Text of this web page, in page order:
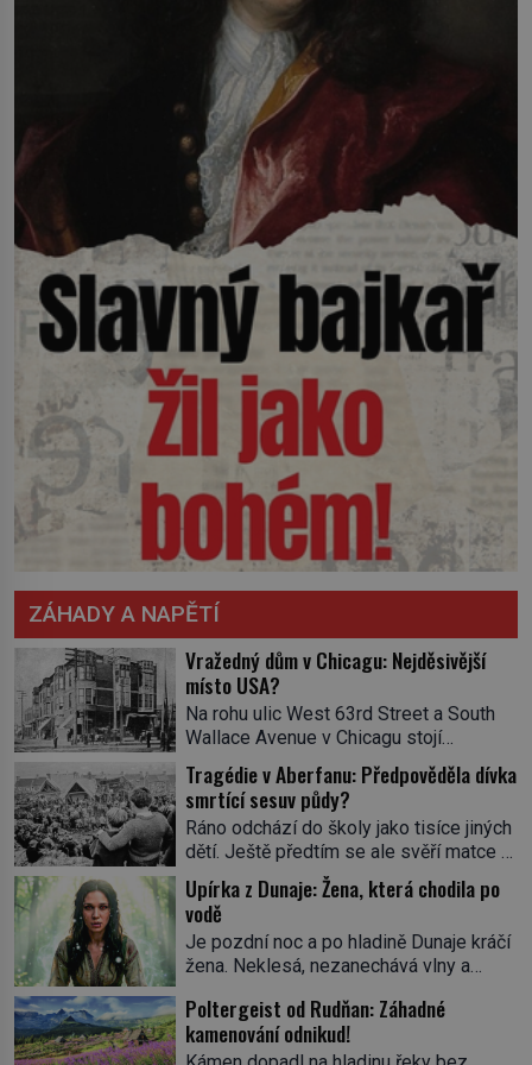
ZÁHADY A NAPĚTÍ
Vražedný dům v Chicagu: Nejděsivější
místo USA?
Na rohu ulic West 63rd Street a South
Wallace Avenue v Chicagu stojí
nenápadná pošta. Nemá žádný speciální
nápis ani pamětní desku. A přesto prý
místní zaměstnanci neradi chodí do
sklepa. Právě tady totiž sídlil sériový
vrah H. H. Holmes a také
nejpropracovanější past na lidi
v dějinách americké kriminalistiky.
Herman Webster Mudgett (1861–1896)
přijíždí […]
Tragédie v Aberfanu: Předpověděla dívka
smrtící sesuv půdy?
Ráno odchází do školy jako tisíce jiných
dětí. Ještě předtím se ale svěří matce s
podivným snem. Ve škole, kterou dobře
zná, tentokrát nevidí budovu ani
spolužáky. Místo nich se před ní tyčí
cosi temného. O několik hodin později je
mrtvá. Mohla devítiletá Zahlédla vlastní
vesnice Aberfan […]
Upírka z Dunaje: Žena, která chodila po
vodě
Je pozdní noc a po hladině Dunaje kráčí
žena. Neklesá, nezanechává vlny a
pod ní byla dlažbou. Muž, který ji z
břehu pozoruje, ji údajně poznává, jenže
Ruža Vlajna má být v tu chvíli mrtvá celé
Poltergeist od Rudňan: Záhadné
kamenování odnikud!